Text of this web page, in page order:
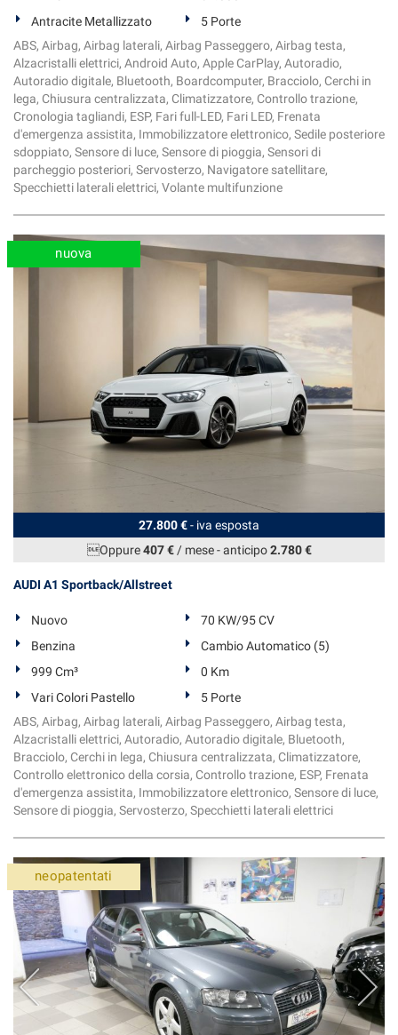
Antracite Metallizzato
5 Porte
ABS, Airbag, Airbag laterali, Airbag Passeggero, Airbag testa,
Alzacristalli elettrici, Android Auto, Apple CarPlay, Autoradio,
Autoradio digitale, Bluetooth, Boardcomputer, Bracciolo, Cerchi in
lega, Chiusura centralizzata, Climatizzatore, Controllo trazione,
Cronologia tagliandi, ESP, Fari full-LED, Fari LED, Frenata
d'emergenza assistita, Immobilizzatore elettronico, Sedile posteriore
sdoppiato, Sensore di luce, Sensore di pioggia, Sensori di
parcheggio posteriori, Servosterzo, Navigatore satellitare,
Specchietti laterali elettrici, Volante multifunzione
27.800 €- iva esposta
Oppure407 €/ mese-anticipo2.780 €
nuova
AUDI A1 Sportback/Allstreet
Nuovo
70 KW/95 CV
Benzina
Cambio Automatico (5)
999 Cm³
0 Km
Vari Colori Pastello
5 Porte
ABS, Airbag, Airbag laterali, Airbag Passeggero, Airbag testa,
Alzacristalli elettrici, Autoradio, Autoradio digitale, Bluetooth,
Bracciolo, Cerchi in lega, Chiusura centralizzata, Climatizzatore,
Controllo elettronico della corsia, Controllo trazione, ESP, Frenata
d'emergenza assistita, Immobilizzatore elettronico, Sensore di luce,
Sensore di pioggia, Servosterzo, Specchietti laterali elettrici
neopatentati